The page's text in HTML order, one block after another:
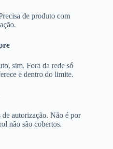
de produto com
sim. Fora da rede só
e dentro do limite.
autorização. Não é por
não são cobertos.